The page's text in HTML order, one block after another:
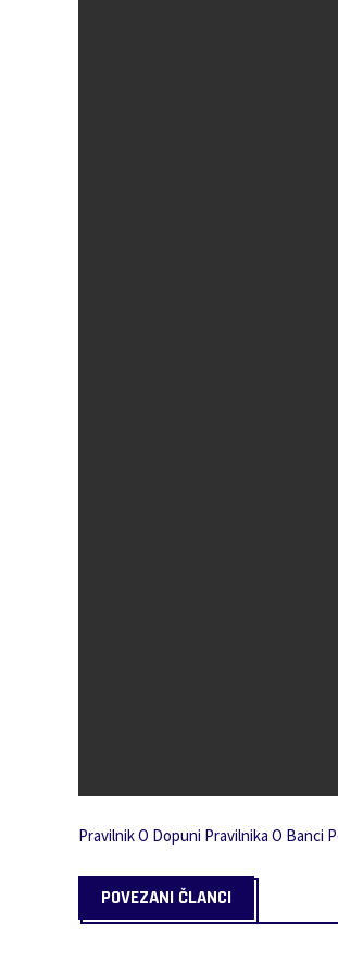
Pravilnik O Dopuni Pravilnika O Banci
POVEZANI ČLANCI